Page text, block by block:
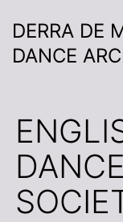
DERRA DE
DANCE